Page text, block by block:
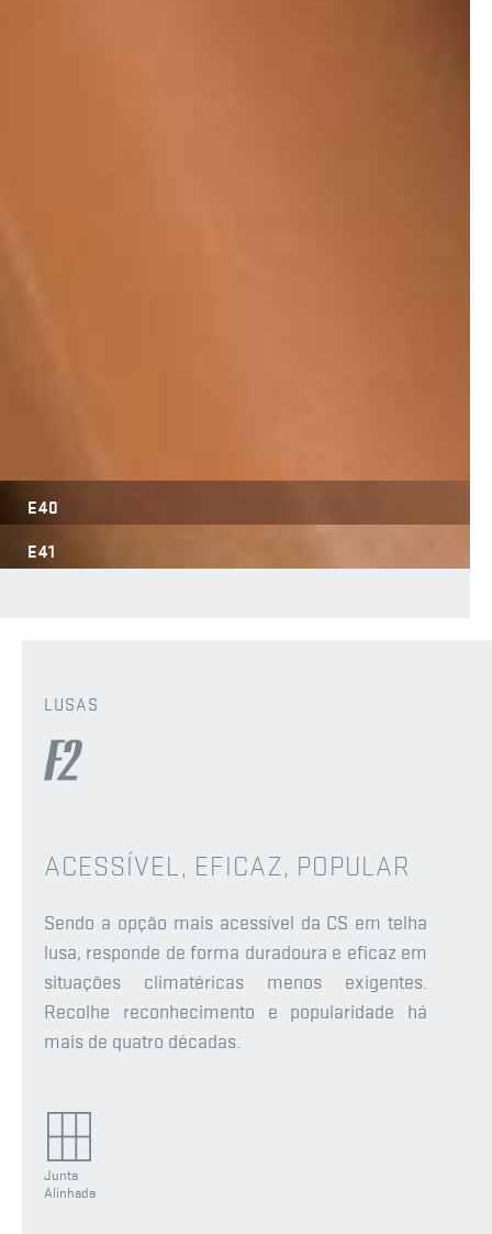
E40
E41
LUSAS
ACESSÍVEL, EFICAZ, POPULAR
Sendo a opção mais acessível da CS em telha
lusa, responde de forma duradoura e eficaz em
situações climatéricas menos exigentes.
Recolhe reconhecimento e popularidade há
mais de quatro décadas.
Junta
Alinhada